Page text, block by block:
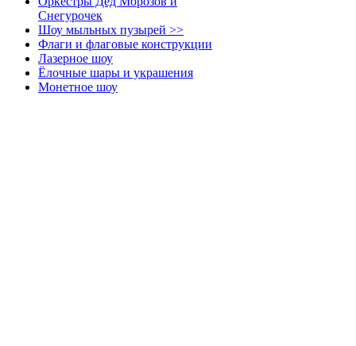
Снегурочек
Шоу мыльных пузырей >>
Флаги и флаговые конструкции
Лазерное шоу
Ёлочные шары и украшения
Монетное шоу